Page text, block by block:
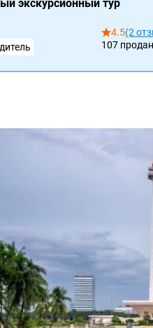
экскурсионный тур
4.5(2
107